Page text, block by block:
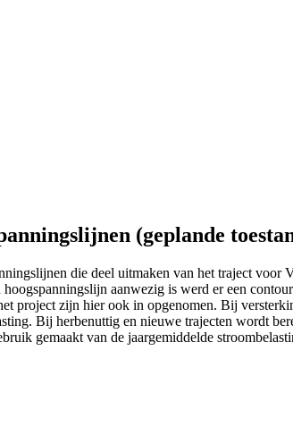
(geplande
die deel uitmaken van het traject
aanwezig is werd er een
project zijn hier ook in opgenomen. Bij
Bij herbenuttig en nieuwe trajecten wordt
gemaakt van de jaargemiddelde